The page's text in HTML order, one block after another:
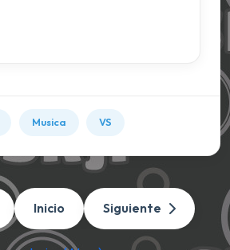
Musica VS
Inicio Siguiente